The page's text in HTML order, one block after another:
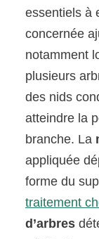
essentiels à
concernée
notamment
plusieurs
des nids
atteindre la
branche. La
appliquée
forme du
traitement
d’arbres